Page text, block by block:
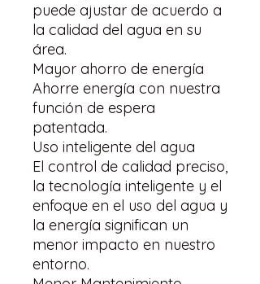
puede ajustar de acuerdo a
la calidad del agua en su
área.
Mayor ahorro de energía
Ahorre energía con nuestra
función de espera
patentada.
Uso inteligente del agua
El control de calidad preciso,
la tecnología inteligente y el
enfoque en el uso del agua y
la energía significan un
menor impacto en nuestro
entorno.